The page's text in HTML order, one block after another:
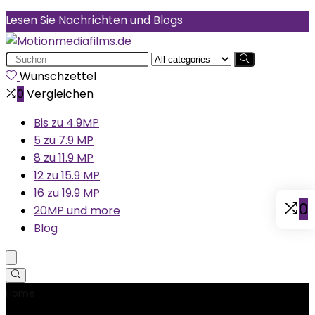
Lesen Sie Nachrichten und Blogs
Search
for:Wunschzettel
0 Vergleichen
Bis zu 4.9MP
5 zu 7.9 MP
8 zu 11.9 MP
12 zu 15.9 MP
16 zu 19.9 MP
20MP und more
Blog
0